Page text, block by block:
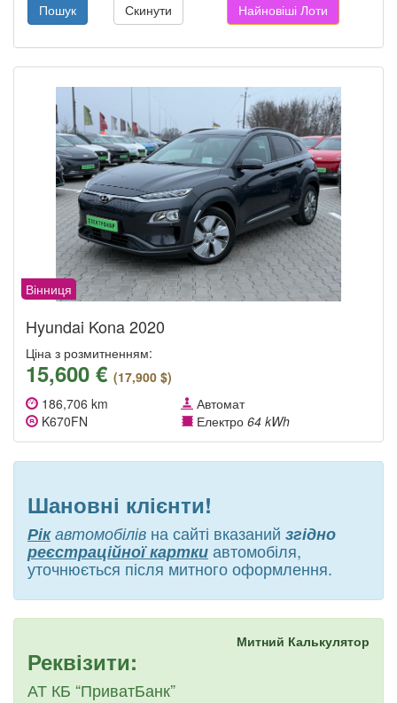
Пошук Скинути Найновіші Лоти
Вінниця
Hyundai Kona 2020
Ціна з розмитненням:
15,600 € (17,900 $)
186,706 km
Автомат
K670FN
Електро 64 kWh
Шановні клієнти!
Рікавтомобілів на сайті вказаний згідно
реєстраційної карткиавтомобіля,
уточнюється після митного оформлення.
Митний Калькулятор
Реквізити:
АТ КБ “ПриватБанк”